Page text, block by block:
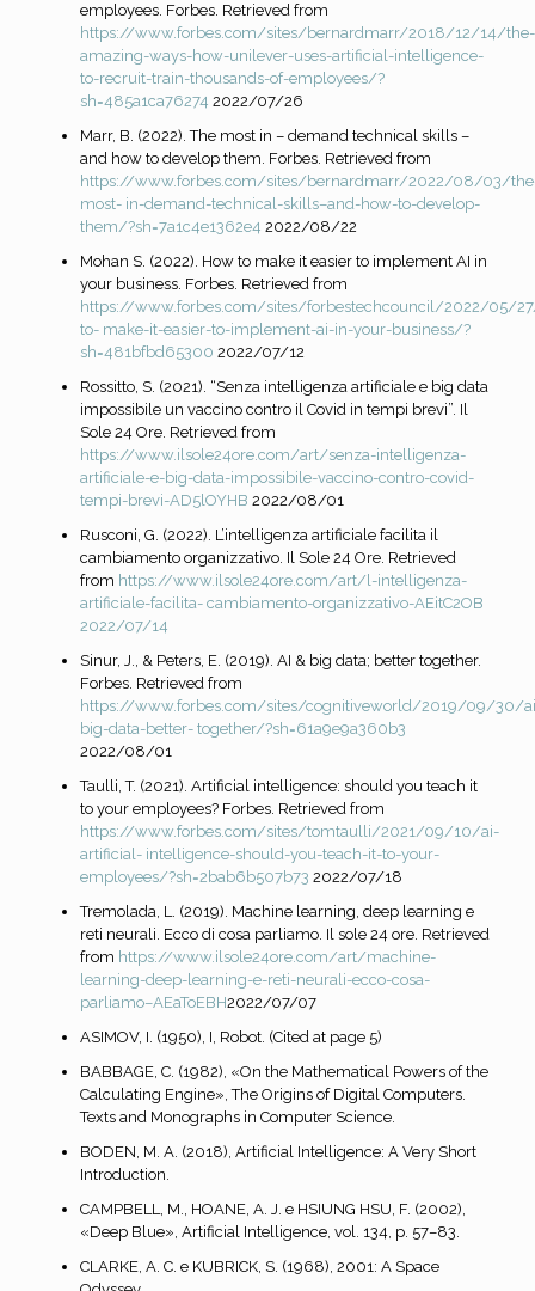
employees. Forbes. Retrieved from
https://www.forbes.com/sites/bernardmarr/2018/12/14/the-
amazing-ways-how-unilever-uses-artificial-intelligence-
to-recruit-train-thousands-of-employees/?
sh=485a1ca76274 2022/07/26
Marr, B. (2022). The most in – demand technical skills –
and how to develop them. Forbes. Retrieved from
https://www.forbes.com/sites/bernardmarr/2022/08/03/
most- in-demand-technical-skills–and-how-to-develop-
them/?sh=7a1c4e1362e4 2022/08/22
Mohan S. (2022). How to make it easier to implement AI in
your business. Forbes. Retrieved from
https://www.forbes.com/sites/forbestechcouncil/2022/05/
to- make-it-easier-to-implement-ai-in-your-business/?
sh=481bfbd65300 2022/07/12
Rossitto, S. (2021). “Senza intelligenza artificiale e big data
impossibile un vaccino contro il Covid in tempi brevi”. Il
Sole 24 Ore. Retrieved from
https://www.ilsole24ore.com/art/senza-intelligenza-
artificiale-e-big-data-impossibile-vaccino-contro-covid-
tempi-brevi-AD5lOYHB 2022/08/01
Rusconi, G. (2022). L’intelligenza artificiale facilita il
cambiamento organizzativo. Il Sole 24 Ore. Retrieved
from https://www.ilsole24ore.com/art/l-intelligenza-
artificiale-facilita- cambiamento-organizzativo-AEitC2OB
2022/07/14
Sinur, J., & Peters, E. (2019). AI & big data; better together.
Forbes. Retrieved from
https://www.forbes.com/sites/cognitiveworld/2019/09/30/
big-data-better- together/?sh=61a9e9a360b3
2022/08/01
Taulli, T. (2021). Artificial intelligence: should you teach it
to your employees? Forbes. Retrieved from
https://www.forbes.com/sites/tomtaulli/2021/09/10/ai-
artificial- intelligence-should-you-teach-it-to-your-
employees/?sh=2bab6b507b73 2022/07/18
Tremolada, L. (2019). Machine learning, deep learning e
reti neurali. Ecco di cosa parliamo. Il sole 24 ore. Retrieved
from https://www.ilsole24ore.com/art/machine-
learning-deep-learning-e-reti-neurali-ecco-cosa-
parliamo–AEaToEBH2022/07/07
ASIMOV, I. (1950), I, Robot. (Cited at page 5)
BABBAGE, C. (1982), «On the Mathematical Powers of the
Calculating Engine», The Origins of Digital Computers.
Texts and Monographs in Computer Science.
BODEN, M. A. (2018), Artificial Intelligence: A Very Short
Introduction.
CAMPBELL, M., HOANE, A. J. e HSIUNG HSU, F. (2002),
«Deep Blue», Artificial Intelligence, vol. 134, p. 57–83.
CLARKE, A. C. e KUBRICK, S. (1968), 2001: A Space